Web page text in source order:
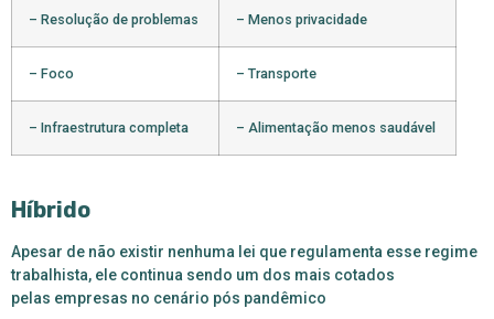
– Resolução de problemas – Menos privacidade
– Foco – Transporte
– Infraestrutura completa – Alimentação menos saudável
Híbrido
Apesar de não existir nenhuma lei que regulamenta esse regime
trabalhista, ele continua sendo um dos mais cotados
pelas empresas no cenário pós pandêmico